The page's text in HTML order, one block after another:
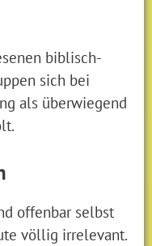
biblisch-
sich bei
als überwiegend
offenbar selbst
völlig irrelevant.